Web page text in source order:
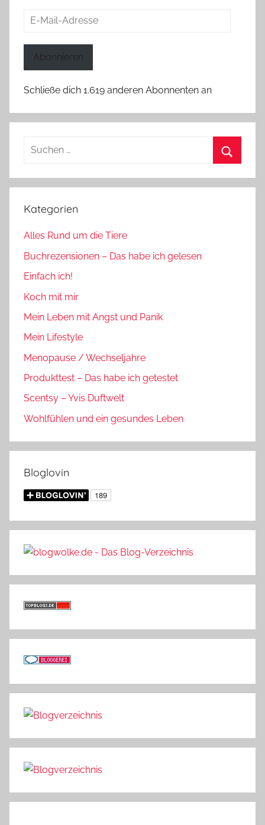
E-
Abonnieren
Schließe dich 1.619 anderen Abonnenten an
Suchen
Kategorien
Alles Rund um die Tiere
Buchrezensionen – Das habe ich gelesen
Einfach ich!
Koch mit mir
Mein Leben mit Angst und Panik
Mein Lifestyle
Menopause / Wechseljahre
Produkttest – Das habe ich getestet
Scentsy – Yvis Duftwelt
Wohlfühlen und ein gesundes Leben
Bloglovin